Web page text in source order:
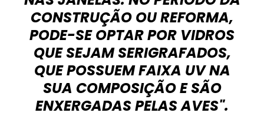
CONSTRUÇÃO OU REFORMA,
PODE-SE OPTAR POR VIDROS
QUE SEJAM SERIGRAFADOS,
QUE POSSUEM FAIXA UV NA
SUA COMPOSIÇÃO E SÃO
ENXERGADAS PELAS AVES".